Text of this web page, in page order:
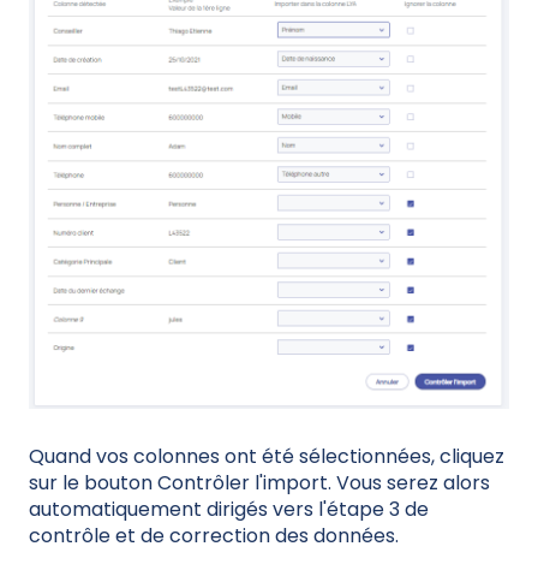
Quand vos colonnes ont été sélectionnées, cliquez
sur le bouton Contrôler l'import. Vous serez alors
automatiquement dirigés vers l'étape 3 de
contrôle et de correction des données.